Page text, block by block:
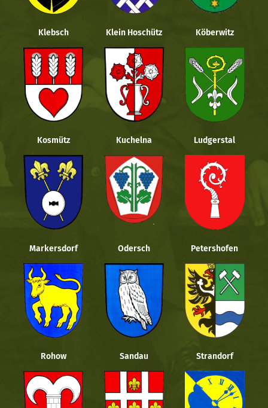
Klebsch Klein Hoschütz Köberwitz
Kosmütz Kuchelna Ludgerstal
Markersdorf Odersch Petershofen
Rohow Sandau Strandorf